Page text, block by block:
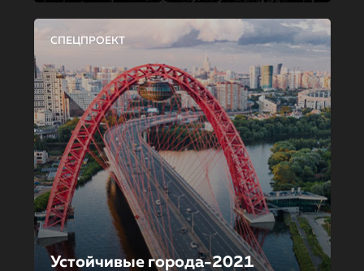
СПЕЦПРОЕКТ
Устойчивые города-2021